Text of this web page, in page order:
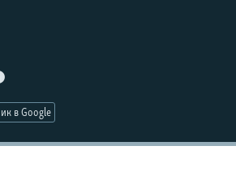
РАССЫЛКУ
в Google